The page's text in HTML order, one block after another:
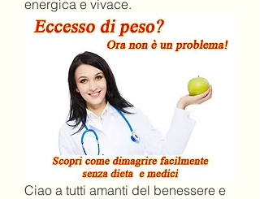
energica e vivace.
Ciao a tutti amanti del benessere e